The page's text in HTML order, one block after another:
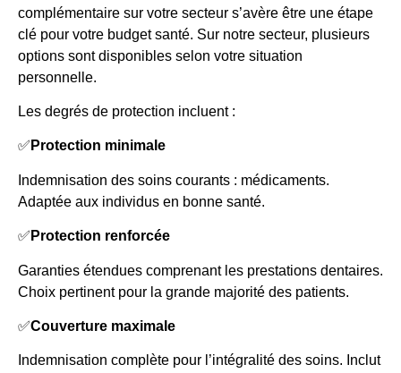
complémentaire sur votre secteur s’avère être une étape
clé pour votre budget santé. Sur notre secteur, plusieurs
options sont disponibles selon votre situation
personnelle.
Les degrés de protection incluent :
✅ Protection minimale
Indemnisation des soins courants : médicaments.
Adaptée aux individus en bonne santé.
✅ Protection renforcée
Garanties étendues comprenant les prestations dentaires.
Choix pertinent pour la grande majorité des patients.
✅Couverture maximale
Indemnisation complète pour l’intégralité des soins. Inclut